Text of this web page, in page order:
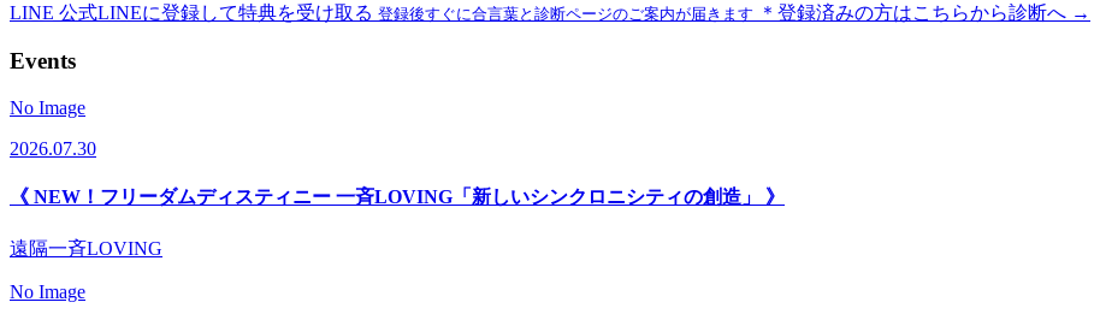
LINE 公式LINEに登録して特典を受け取る 登録後すぐに合言葉と診断ページのご案内が届きます ＊登録済みの方はこちらから診断へ →
Events
No Image
2026.07.30
《 NEW！フリーダムディスティニー 一斉LOVING「新しいシンクロニシティの創造」 》
遠隔一斉LOVING
No Image